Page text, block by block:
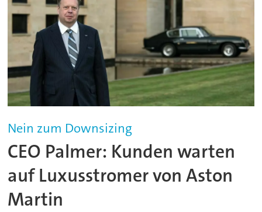
Nein zum Downsizing
CEO Palmer: Kunden warten
auf Luxusstromer von Aston
Martin